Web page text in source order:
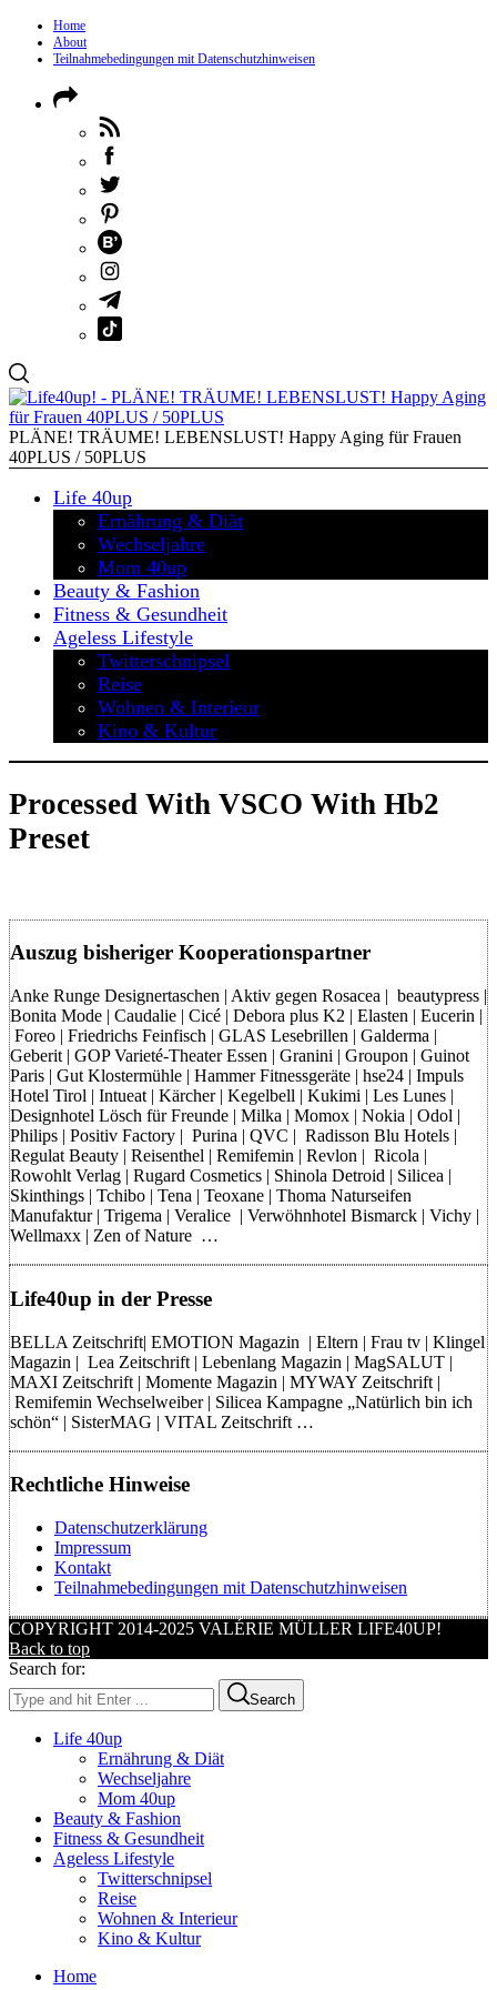
Home
About
Teilnahmebedingungen mit Datenschutzhinweisen
PLÄNE! TRÄUME! LEBENSLUST! Happy Aging für Frauen
40PLUS / 50PLUS
Life 40up
Ernährung & Diät
Wechseljahre
Mom 40up
Beauty & Fashion
Fitness & Gesundheit
Ageless Lifestyle
Twitterschnipsel
Reise
Wohnen & Interieur
Kino & Kultur
Processed With VSCO With Hb2
Preset
Auszug bisheriger Kooperationspartner
Anke Runge Designertaschen | Aktiv gegen Rosacea | beautypress |
Bonita Mode | Caudalie | Cicé | Debora plus K2 | Elasten | Eucerin |
Foreo | Friedrichs Feinfisch | GLAS Lesebrillen | Galderma |
Geberit | GOP Varieté-Theater Essen | Granini | Groupon | Guinot
Paris | Gut Klostermühle | Hammer Fitnessgeräte | hse24 | Impuls
Hotel Tirol | Intueat | Kärcher | Kegelbell | Kukimi | Les Lunes |
Designhotel Lösch für Freunde | Milka | Momox | Nokia | Odol |
Philips | Positiv Factory | Purina | QVC | Radisson Blu Hotels |
Regulat Beauty | Reisenthel | Remifemin | Revlon | Ricola |
Rowohlt Verlag | Rugard Cosmetics | Shinola Detroid | Silicea |
Skinthings | Tchibo | Tena | Teoxane | Thoma Naturseifen
Manufaktur | Trigema | Veralice | Verwöhnhotel Bismarck | Vichy |
Wellmaxx | Zen of Nature …
Life40up in der Presse
BELLA Zeitschrift| EMOTION Magazin | Eltern | Frau tv | Klingel
Magazin | Lea Zeitschrift | Lebenlang Magazin | MagSALUT |
MAXI Zeitschrift | Momente Magazin | MYWAY Zeitschrift |
Remifemin Wechselweiber | Silicea Kampagne „Natürlich bin ich
schön“ | SisterMAG | VITAL Zeitschrift …
Rechtliche Hinweise
Datenschutzerklärung
Impressum
Kontakt
Teilnahmebedingungen mit Datenschutzhinweisen
COPYRIGHT 2014-2025 VALÉRIE MÜLLER LIFE40UP!
Back to top
Search for:
Search
Life 40up
Ernährung & Diät
Wechseljahre
Mom 40up
Beauty & Fashion
Fitness & Gesundheit
Ageless Lifestyle
Twitterschnipsel
Reise
Wohnen & Interieur
Kino & Kultur
Home